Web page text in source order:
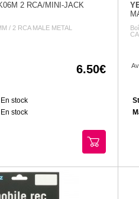
2 RCA/MINI-JACK
/ 2 RCA MALE METAL
6.50
En stock
En stock